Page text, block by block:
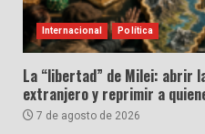
Internacional Política
La “libertad” de Milei:
extranjero y reprimir a
7 de agosto de 2026